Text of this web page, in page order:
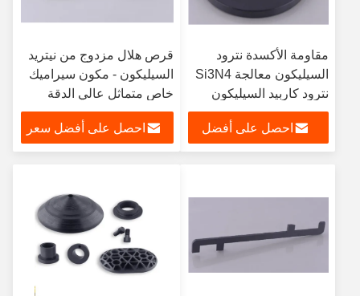
مقاومة الأكسدة نترود
السيليكون معالجة Si3N4
نترود كاربيد السيليكون
مخصصة
احصل على أفضل
قرص هلال مزدوج من نيتريد
السيليكون - مكون سيراميك
خاص متماثل عالي الدقة
احصل على أفضل سعر